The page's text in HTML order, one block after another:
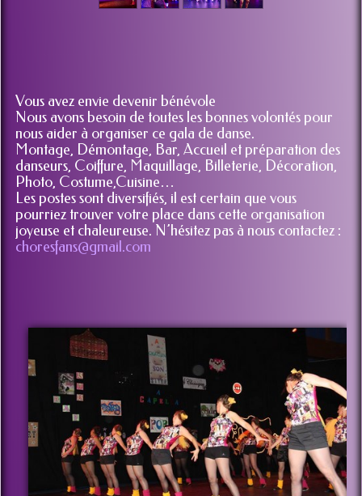
Vous avez envie devenir bénévole
Nous avons besoin de toutes les bonnes volontés pour
nous aider à organiser ce gala de danse.
Montage, Démontage, Bar, Accueil et préparation des
danseurs, Coiffure, Maquillage, Billeterie, Décoration,
Photo, Costume,Cuisine…
Les postes sont diversifiés, il est certain que vous
pourriez trouver votre place dans cette organisation
joyeuse et chaleureuse. N’hésitez pas à nous contactez :
choresfans@gmail.com